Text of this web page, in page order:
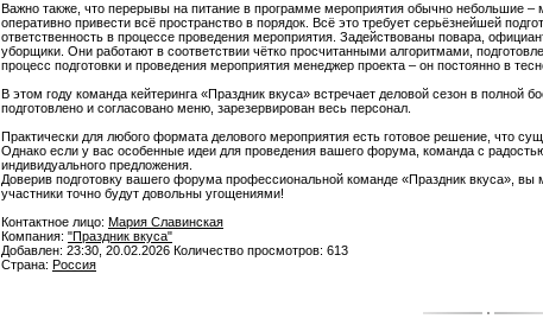
Важно также, что перерывы на питание в программе мероприятия обычно небольшие
оперативно привести всё пространство в порядок. Всё это требует серьёзнейшей
ответственность в процессе проведения мероприятия. Задействованы повара,
уборщики. Они работают в соответствии чётко просчитанными алгоритмами,
процесс подготовки и проведения мероприятия менеджер проекта – он постоянно в
В этом году команда кейтеринга «Праздник вкуса» встречает деловой сезон в полной
подготовлено и согласовано меню, зарезервирован весь персонал.
Практически для любого формата делового мероприятия есть готовое решение, что
Однако если у вас особенные идеи для проведения вашего форума, команда с
индивидуального предложения.
Доверив подготовку вашего форума профессиональной команде «Праздник вкуса»,
участники точно будут довольны угощениями!
Контактное лицо: Мария Славинская
Компания: "Праздник вкуса"
Добавлен: 23:30, 20.02.2026 Количество просмотров: 613
Страна: Россия